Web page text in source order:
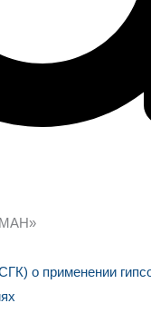
о применении